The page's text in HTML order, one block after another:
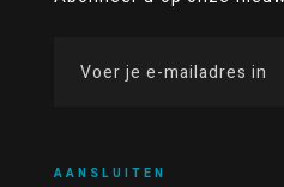
AANSLUITEN